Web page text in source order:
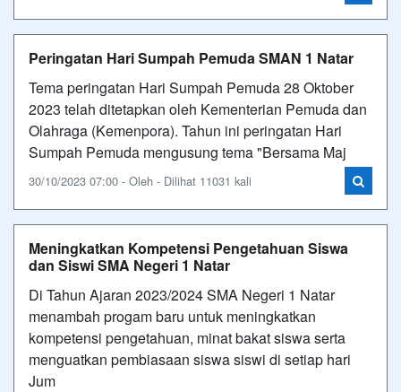
Peringatan Hari Sumpah Pemuda SMAN 1 Natar
Tema peringatan Hari Sumpah Pemuda 28 Oktober
2023 telah ditetapkan oleh Kementerian Pemuda dan
Olahraga (Kemenpora). Tahun ini peringatan Hari
Sumpah Pemuda mengusung tema "Bersama Maj
30/10/2023 07:00 - Oleh - Dilihat 11031 kali
Meningkatkan Kompetensi Pengetahuan Siswa
dan Siswi SMA Negeri 1 Natar
Di Tahun Ajaran 2023/2024 SMA Negeri 1 Natar
menambah progam baru untuk meningkatkan
kompetensi pengetahuan, minat bakat siswa serta
menguatkan pembiasaan siswa siswi di setiap hari
Jum